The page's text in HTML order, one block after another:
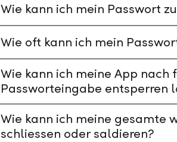
Wie kann ich mein Passwort
Wie oft kann ich mein
Wie kann ich meine App
Passworteingabe entsperren
Wie kann ich meine gesamte
schliessen oder saldieren?